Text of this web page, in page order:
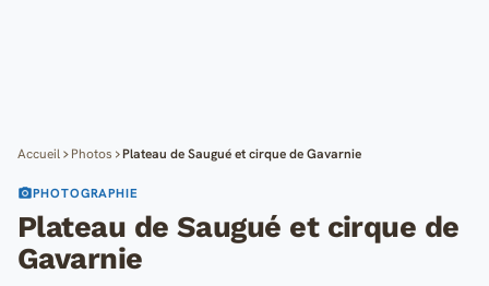
Accueil Photos Plateau de Saugué et cirque de Gavarnie
PHOTOGRAPHIE
Plateau de Saugué et cirque de
Gavarnie